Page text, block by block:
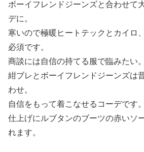
ボーイフレンドジーンズと合わせて
デに。
寒いので極暖ヒートテックとカイロ
必須です。
商談には自信の持てる服で臨みたい。
紺ブレとボーイフレンドジーンズは
わせ。
自信をもって着こなせるコーデです。
仕上げにルブタンのブーツの赤いソ
れます。